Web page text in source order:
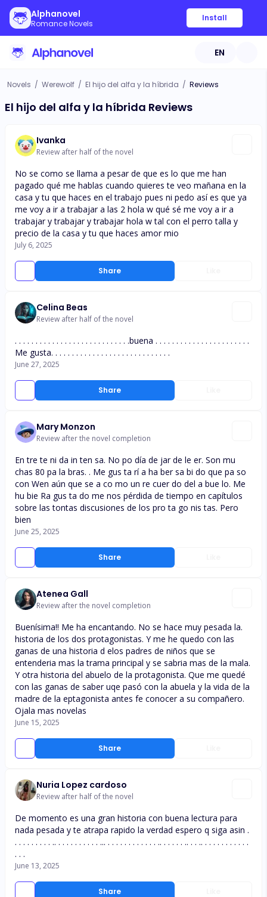
Alphanovel
Romance Novels
Install
EN
Novels / Werewolf / El hijo del alfa y la híbrida / Reviews
El hijo del alfa y la híbrida Reviews
Ivanka
Review after half of the novel
Share
No se como se llama a pesar de que es lo que me han
pagado qué me hablas cuando quieres te veo mañana en la
casa y tu que haces en el trabajo pues ni pedo así es que ya
me voy a ir a trabajar a las 2 hola w qué sé me voy a ir a
trabajar y trabajar y trabajar hola w tal con el perro talla y
precio de la casa y tu que haces amor mio
July 6, 2025
Celina Beas
Review after half of the novel
Share
. . . . . . . . . . . . . . . . . . . . . . . . . . . .buena . . . . . . . . . . . . . . . . . . . . . . .
Me gusta. . . . . . . . . . . . . . . . . . . . . . . . . . . . .
June 27, 2025
Mary Monzon
Review after the novel completion
Share
En tre te ni da in ten sa. No po día de jar de le er. Son mu
chas 80 pa la bras. . Me gus ta rí a ha ber sa bi do que pa so
con Wen aún que se a co mo un re cuer do del a bue lo. Me
hu bie Ra gus ta do me nos pérdida de tiempo en capítulos
sobre las tontas discusiones de los pro ta go nis tas. Pero
bien
June 25, 2025
Atenea Gall
Review after the novel completion
Share
Buenísima!! Me ha encantando. No se hace muy pesada la.
historia de los dos protagonistas. Y me he quedo con las
ganas de una historia d elos padres de niños que se
entenderia mas la trama principal y se sabria mas de la mala.
Y otra historia del abuelo de la protagonista. Que me quedé
con las ganas de saber uqe pasó con la abuela y la vida de la
madre de la eptagonista antes fe conocer a su compañero.
Ojala mas novelas
June 15, 2025
Nuria Lopez cardoso
Review after half of the novel
Share
De momento es una gran historia con buena lectura para
nada pesada y te atrapa rapido la verdad espero q siga asin .
. . . . . . . . . .. . . . . . . . . . . ... . . . . . . . . . . . . .. . . . . . .. . . .. . . . . . . . . . . .
. . .
June 13, 2025